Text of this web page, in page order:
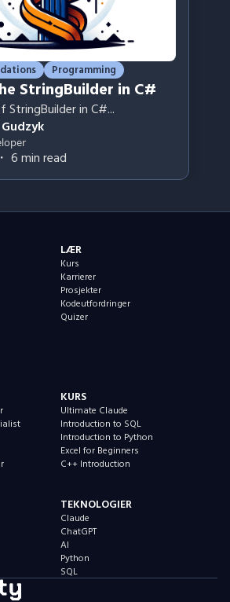
Programming
StringBuilder in C#
StringBuilder in C#...
・ 6min read
LÆR
Kurs
Karrierer
Prosjekter
Kodeutfordringer
Quizer
KURS
Ultimate Claude
Introduction to SQL
Introduction to Python
Excel for Beginners
C++ Introduction
TEKNOLOGIER
Claude
ChatGPT
AI
Python
SQL